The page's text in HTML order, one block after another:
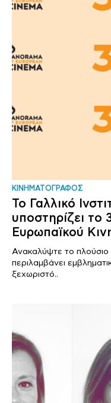
ΚΙΝΗΜΑΤΟΓΡΑΦΟΣ
Το Γαλλικό
υποστηρίζει
Ευρωπαϊκού
Ανακαλύψτε το
περιλαμβάνει
ξεχωριστό..